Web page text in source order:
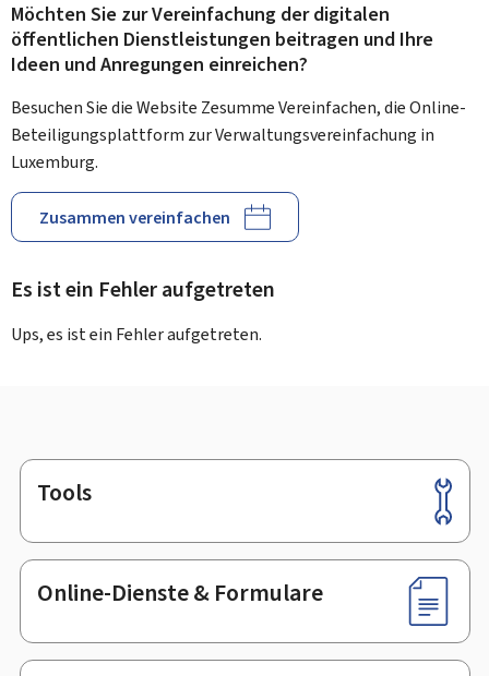
Möchten Sie zur Vereinfachung der digitalen
öffentlichen Dienstleistungen beitragen und Ihre
Ideen und Anregungen einreichen?
Besuchen Sie die Website Zesumme Vereinfachen, die Online-
Beteiligungsplattform zur Verwaltungsvereinfachung in
Luxemburg.
Zusammen vereinfachen
Es ist ein Fehler aufgetreten
Ups, es ist ein Fehler aufgetreten.
Footer
Tools
Online-Dienste & Formulare